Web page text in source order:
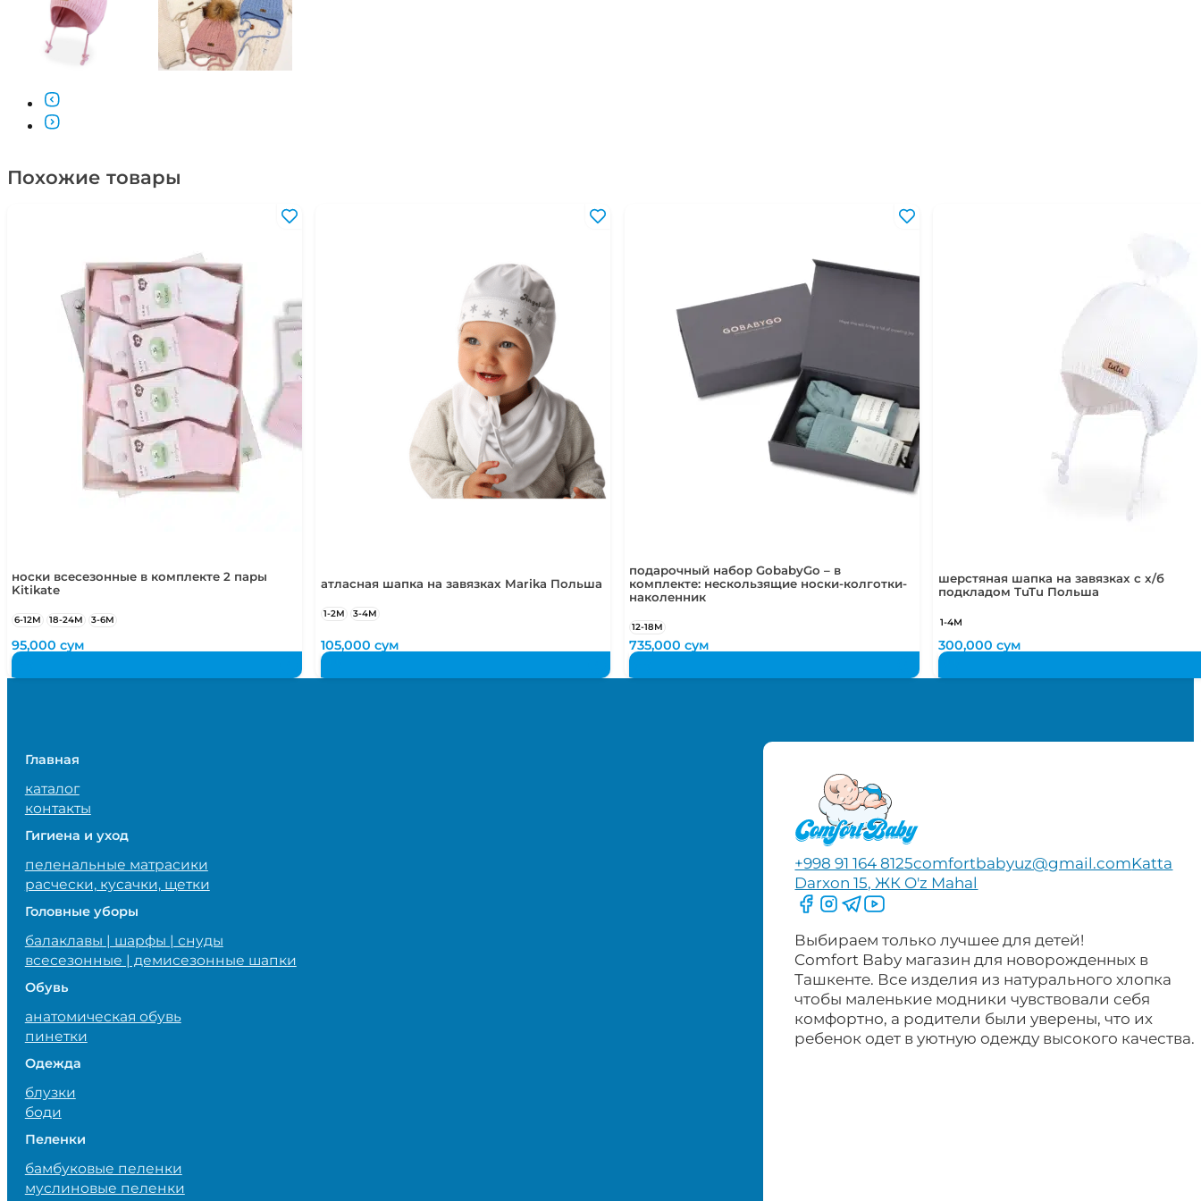
Похожие товары
носки всесезонные в комплекте 2 пары
Kitikate
6-12М 18-24М 3-6М
95,000сум
атласная шапка на завязках Marika Польша
1-2М 3-4М
105,000 сум
подарочный набор GobabyGo – в
комплекте: нескользящие носки-колготки-
наколенник
12-18М
735,000сум
шерстяная шапка на завязках с х/б
подкладом TuTu Польша
1-4М
300,000 сум
Главная
каталог
контакты
Гигиена и уход
пеленальные матрасики
расчески, кусачки, щетки
Головные уборы
балаклавы | шарфы | снуды
всесезонные | демисезонные шапки
Обувь
анатомическая обувь
пинетки
Одежда
блузки
боди
Пеленки
бамбуковые пеленки
муслиновые пеленки
+998 91 164 8125comfortbabyuz@gmail.comKatta
Darxon 15, ЖК O'z Mahal
Следите за нами на Facebook
Следите за нами в Instagram
Следите за нами в Telegram
Следите за нами в YouTube
Выбираем только лучшее для детей!
Comfort Baby магазин для новорожденных в
Ташкенте. Все изделия из натурального хлопка
чтобы маленькие модники чувствовали себя
комфортно, а родители были уверены, что их
ребенок одет в уютную одежду высокого качества.